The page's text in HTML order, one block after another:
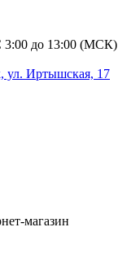
3:00 до 13:00 (МСК)
ул. Иртышская, 17
магазин